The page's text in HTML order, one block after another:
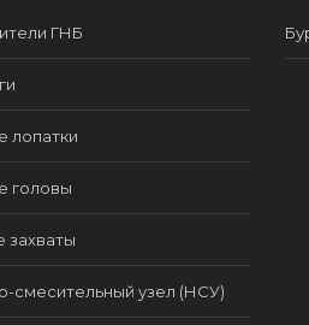
ГНБ
лопатки
головы
захваты
смесительный узел (НСУ)